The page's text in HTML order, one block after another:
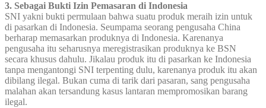
3. Sebagai Bukti Izin Pemasaran di Indonesia
SNI yakni bukti permulaan bahwa suatu produk meraih izin untuk
di pasarkan di Indonesia. Seumpama seorang pengusaha China
berharap memasarkan produknya di Indonesia. Karenanya
pengusaha itu seharusnya meregistrasikan produknya ke BSN
secara khusus dahulu. Jikalau produk itu di pasarkan ke Indonesia
tanpa mengantongi SNI terpenting dulu, karenanya produk itu akan
dibilang ilegal. Bukan cuma di tarik dari pasaran, sang pengusaha
malahan akan tersandung kasus lantaran mempromosikan barang
ilegal.